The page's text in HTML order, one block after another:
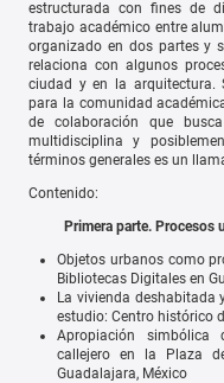
estructurada con fines de
trabajo académico entre
organizado en dos partes y
relaciona con algunos
ciudad y en la arquitectura.
para la comunidad
de colaboración que
multidisciplina y
términos generales es un
Contenido:
Primera parte. Procesos
Objetos urbanos como
Bibliotecas Digitales en
La vivienda deshabitada
estudio: Centro histórico
Apropiación
callejero en la Plaza
Guadalajara, México